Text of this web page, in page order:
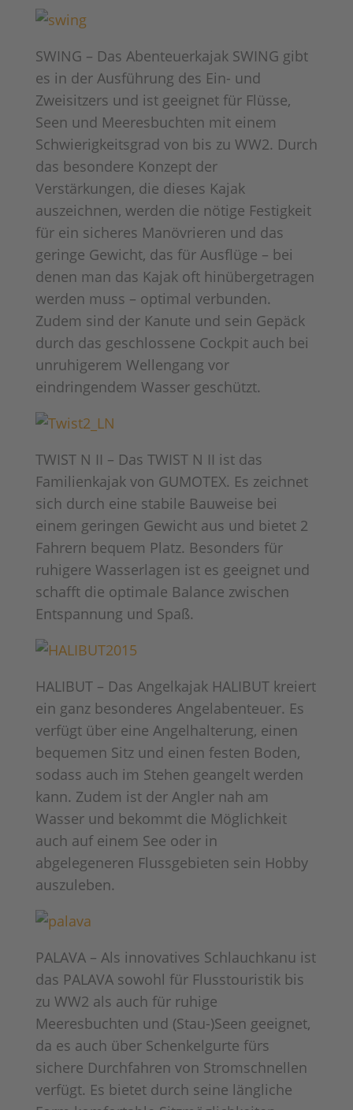
SWING – Das Abenteuerkajak SWING gibt
es in der Ausführung des Ein- und
Zweisitzers und ist geeignet für Flüsse,
Seen und Meeresbuchten mit einem
Schwierigkeitsgrad von bis zu WW2. Durch
das besondere Konzept der
Verstärkungen, die dieses Kajak
auszeichnen, werden die nötige Festigkeit
für ein sicheres Manövrieren und das
geringe Gewicht, das für Ausflüge – bei
denen man das Kajak oft hinübergetragen
werden muss – optimal verbunden.
Zudem sind der Kanute und sein Gepäck
durch das geschlossene Cockpit auch bei
unruhigerem Wellengang vor
eindringendem Wasser geschützt.
TWIST N II – Das TWIST N II ist das
Familienkajak von GUMOTEX. Es zeichnet
sich durch eine stabile Bauweise bei
einem geringen Gewicht aus und bietet 2
Fahrern bequem Platz. Besonders für
ruhigere Wasserlagen ist es geeignet und
schafft die optimale Balance zwischen
Entspannung und Spaß.
HALIBUT – Das Angelkajak HALIBUT kreiert
ein ganz besonderes Angelabenteuer. Es
verfügt über eine Angelhalterung, einen
bequemen Sitz und einen festen Boden,
sodass auch im Stehen geangelt werden
kann. Zudem ist der Angler nah am
Wasser und bekommt die Möglichkeit
auch auf einem See oder in
abgelegeneren Flussgebieten sein Hobby
auszuleben.
PALAVA – Als innovatives Schlauchkanu ist
das PALAVA sowohl für Flusstouristik bis
zu WW2 als auch für ruhige
Meeresbuchten und (Stau-)Seen geeignet,
da es auch über Schenkelgurte fürs
sichere Durchfahren von Stromschnellen
verfügt. Es bietet durch seine längliche